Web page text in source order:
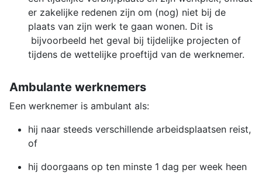
er zakelijke redenen zijn om (nog) niet bij de
plaats van zijn werk te gaan wonen. Dit is
bijvoorbeeld het geval bij tijdelijke projecten of
tijdens de wettelijke proeftijd van de werknemer.
Ambulante werknemers
Een werknemer is ambulant als:
hij naar steeds verschillende arbeidsplaatsen reist,
of
hij doorgaans op ten minste 1 dag per week heen